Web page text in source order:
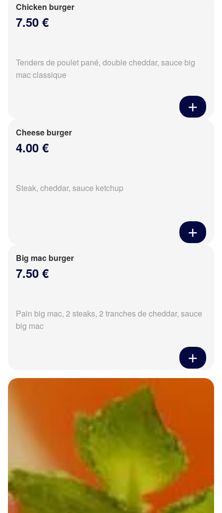
Chicken burger
7.50 €
Tenders de poulet pané, double cheddar, sauce big
mac classique
Cheese burger
4.00 €
Steak, cheddar, sauce ketchup
Big mac burger
7.50 €
Pain big mac, 2 steaks, 2 tranches de cheddar, sauce
big mac